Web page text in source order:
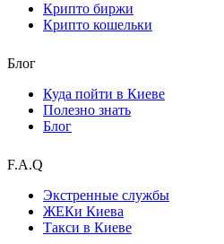
Крипто биржи
Крипто кошельки
Блог
Куда пойти в Киеве
Полезно знать
Блог
F.A.Q
Экстренные службы
ЖЕКи Киева
Такси в Киеве